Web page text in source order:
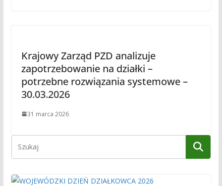
Krajowy Zarząd PZD analizuje
zapotrzebowanie na działki –
potrzebne rozwiązania systemowe –
30.03.2026
31 marca 2026